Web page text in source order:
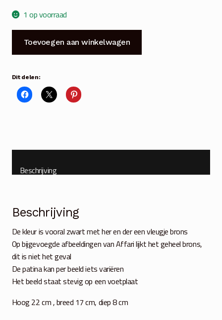
1 op voorraad
brons-
zwart
aantal
Toevoegen aan winkelwagen
Dit delen:
Beschrijving
Beschrijving
De kleur is vooral zwart met her en der een vleugje brons
Op bijgevoegde afbeeldingen van Affari lijkt het geheel brons,
dit is niet het geval
De patina kan per beeld iets variëren
Het beeld staat stevig op een voetplaat
Hoog 22 cm , breed 17 cm, diep 8 cm